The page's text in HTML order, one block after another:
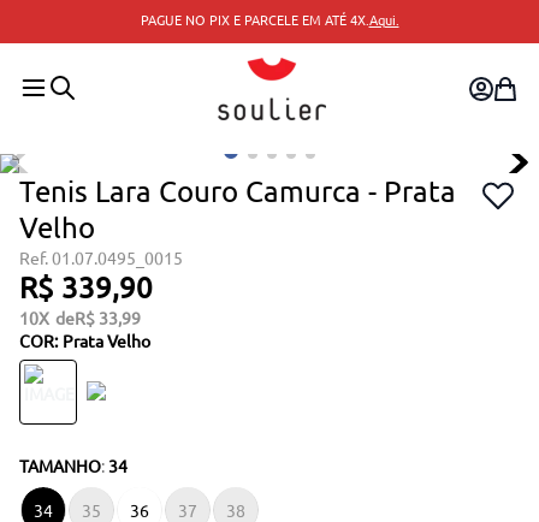
PAGUE NO PIX E PARCELE EM ATÉ 4X.Aqui.
Tenis Lara Couro Camurca - Prata
Velho
01.07.0495_0015
R$ 339,90
10 R$ 33,99
COR: Prata Velho
TAMANHO: 34
34 35 36 37 38